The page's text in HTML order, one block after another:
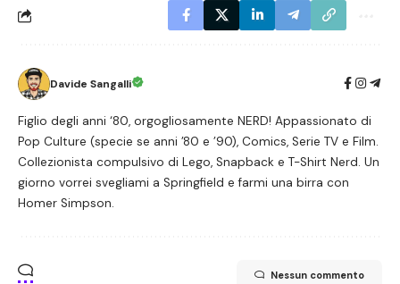
Davide Sangalli
Figlio degli anni ‘80, orgogliosamente NERD! Appassionato di
Pop Culture (specie se anni ’80 e ’90), Comics, Serie TV e Film.
Collezionista compulsivo di Lego, Snapback e T-Shirt Nerd. Un
giorno vorrei svegliami a Springfield e farmi una birra con
Homer Simpson.
Nessun commento